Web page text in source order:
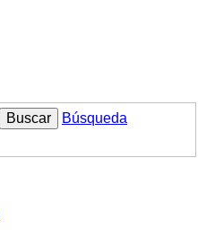
Buscar
Búsqueda